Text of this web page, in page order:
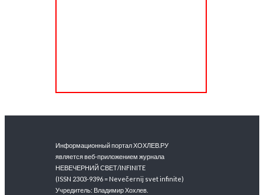
Информационный портал ХОХЛЕВ.РУ
является веб-приложением журнала
НЕВЕЧЕРНИЙ СВЕТ/INFINITE
(ISSN 2303-9396 = Nevečernij svet infinite)
Учредитель: Владимир Хохлев.